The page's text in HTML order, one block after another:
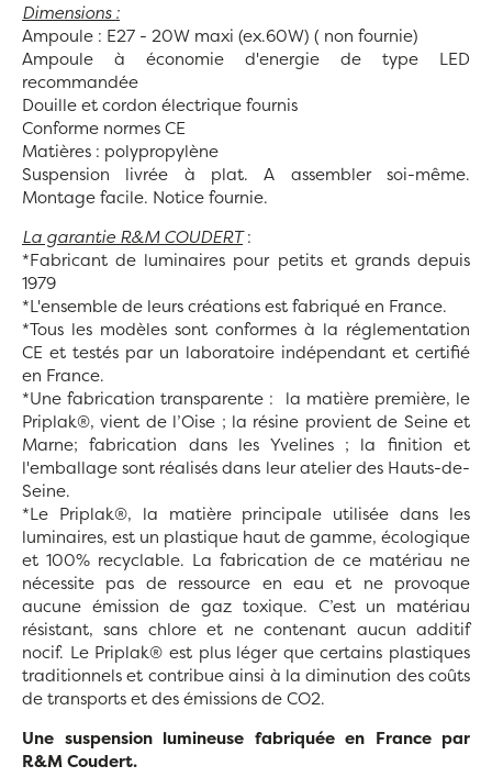
Dimensions :
Ampoule : E27 - 20W maxi (ex.60W) ( non fournie)
Ampoule à économie d'energie de type LED
recommandée
Douille et cordon électrique fournis
Conforme normes CE
Matières : polypropylène
Suspension livrée à plat. A assembler soi-même.
Montage facile. Notice fournie.
La garantie R&M COUDERT:
*Fabricant de luminaires pour petits et grands depuis
1979
*L'ensemble de leurs créations est fabriqué en France.
*Tous les modèles sont conformes à la réglementation
CE et testés par un laboratoire indépendant et certifié
en France.
*Une fabrication transparente : la matière première, le
Priplak®, vient de l’Oise ; la résine provient de Seine et
Marne; fabrication dans les Yvelines ; la finition et
l'emballage sont réalisés dans leur atelier des Hauts-de-
Seine.
*Le Priplak®, la matière principale utilisée dans les
luminaires, est un plastique haut de gamme, écologique
et 100% recyclable. La fabrication de ce matériau ne
nécessite pas de ressource en eau et ne provoque
aucune émission de gaz toxique. C’est un matériau
résistant, sans chlore et ne contenant aucun additif
nocif. Le Priplak® est plus léger que certains plastiques
traditionnels et contribue ainsi à la diminution des coûts
de transports et des émissions de CO2.
Une suspension lumineuse fabriquée en France par
R&M Coudert.